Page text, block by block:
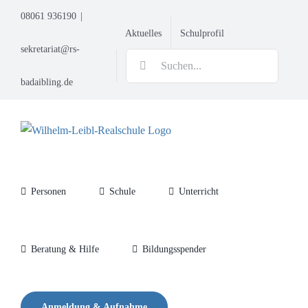
springen
08061 936190
sekretariat@rs-
badaibling.de
Aktuelles Schulprofil
Personen Schule Unterricht
Beratung & Hilfe Bildungsspender